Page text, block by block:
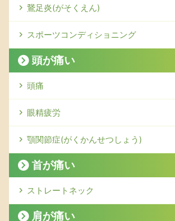
鵞足炎(がそくえん)
スポーツコンディショニング
頭が痛い
頭痛
眼精疲労
顎関節症(がくかんせつしょう)
首が痛い
ストレートネック
肩が痛い